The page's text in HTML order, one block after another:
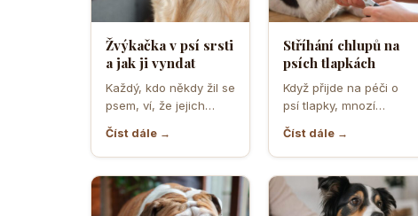
Žvýkačka v psí srsti
a jak ji vyndat
Každý, kdo někdy žil se
psem, ví, že jejich
zvědavost a touha
zkoumat svět…
Číst dále →
Stříhání chlupů na
psích tlapkách
Když přijde na péči o
psí tlapky, mnozí
majitelé zvířat netuší,
jak důležité je…
Číst dále →